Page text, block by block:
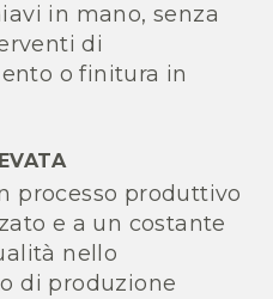
in mano, senza
di
o finitura in
processo produttivo
e a un costante
nello
di produzione